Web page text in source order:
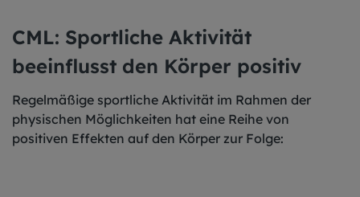
CML: Sportliche Aktivität
beeinflusst den Körper positiv
Regelmäßige sportliche Aktivität im Rahmen der
physischen Möglichkeiten hat eine Reihe von
positiven Effekten auf den Körper zur Folge: